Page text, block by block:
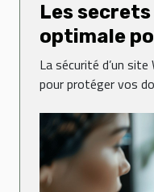
Les
optimale
WordPress
La sécurité d’un
pour protéger vos